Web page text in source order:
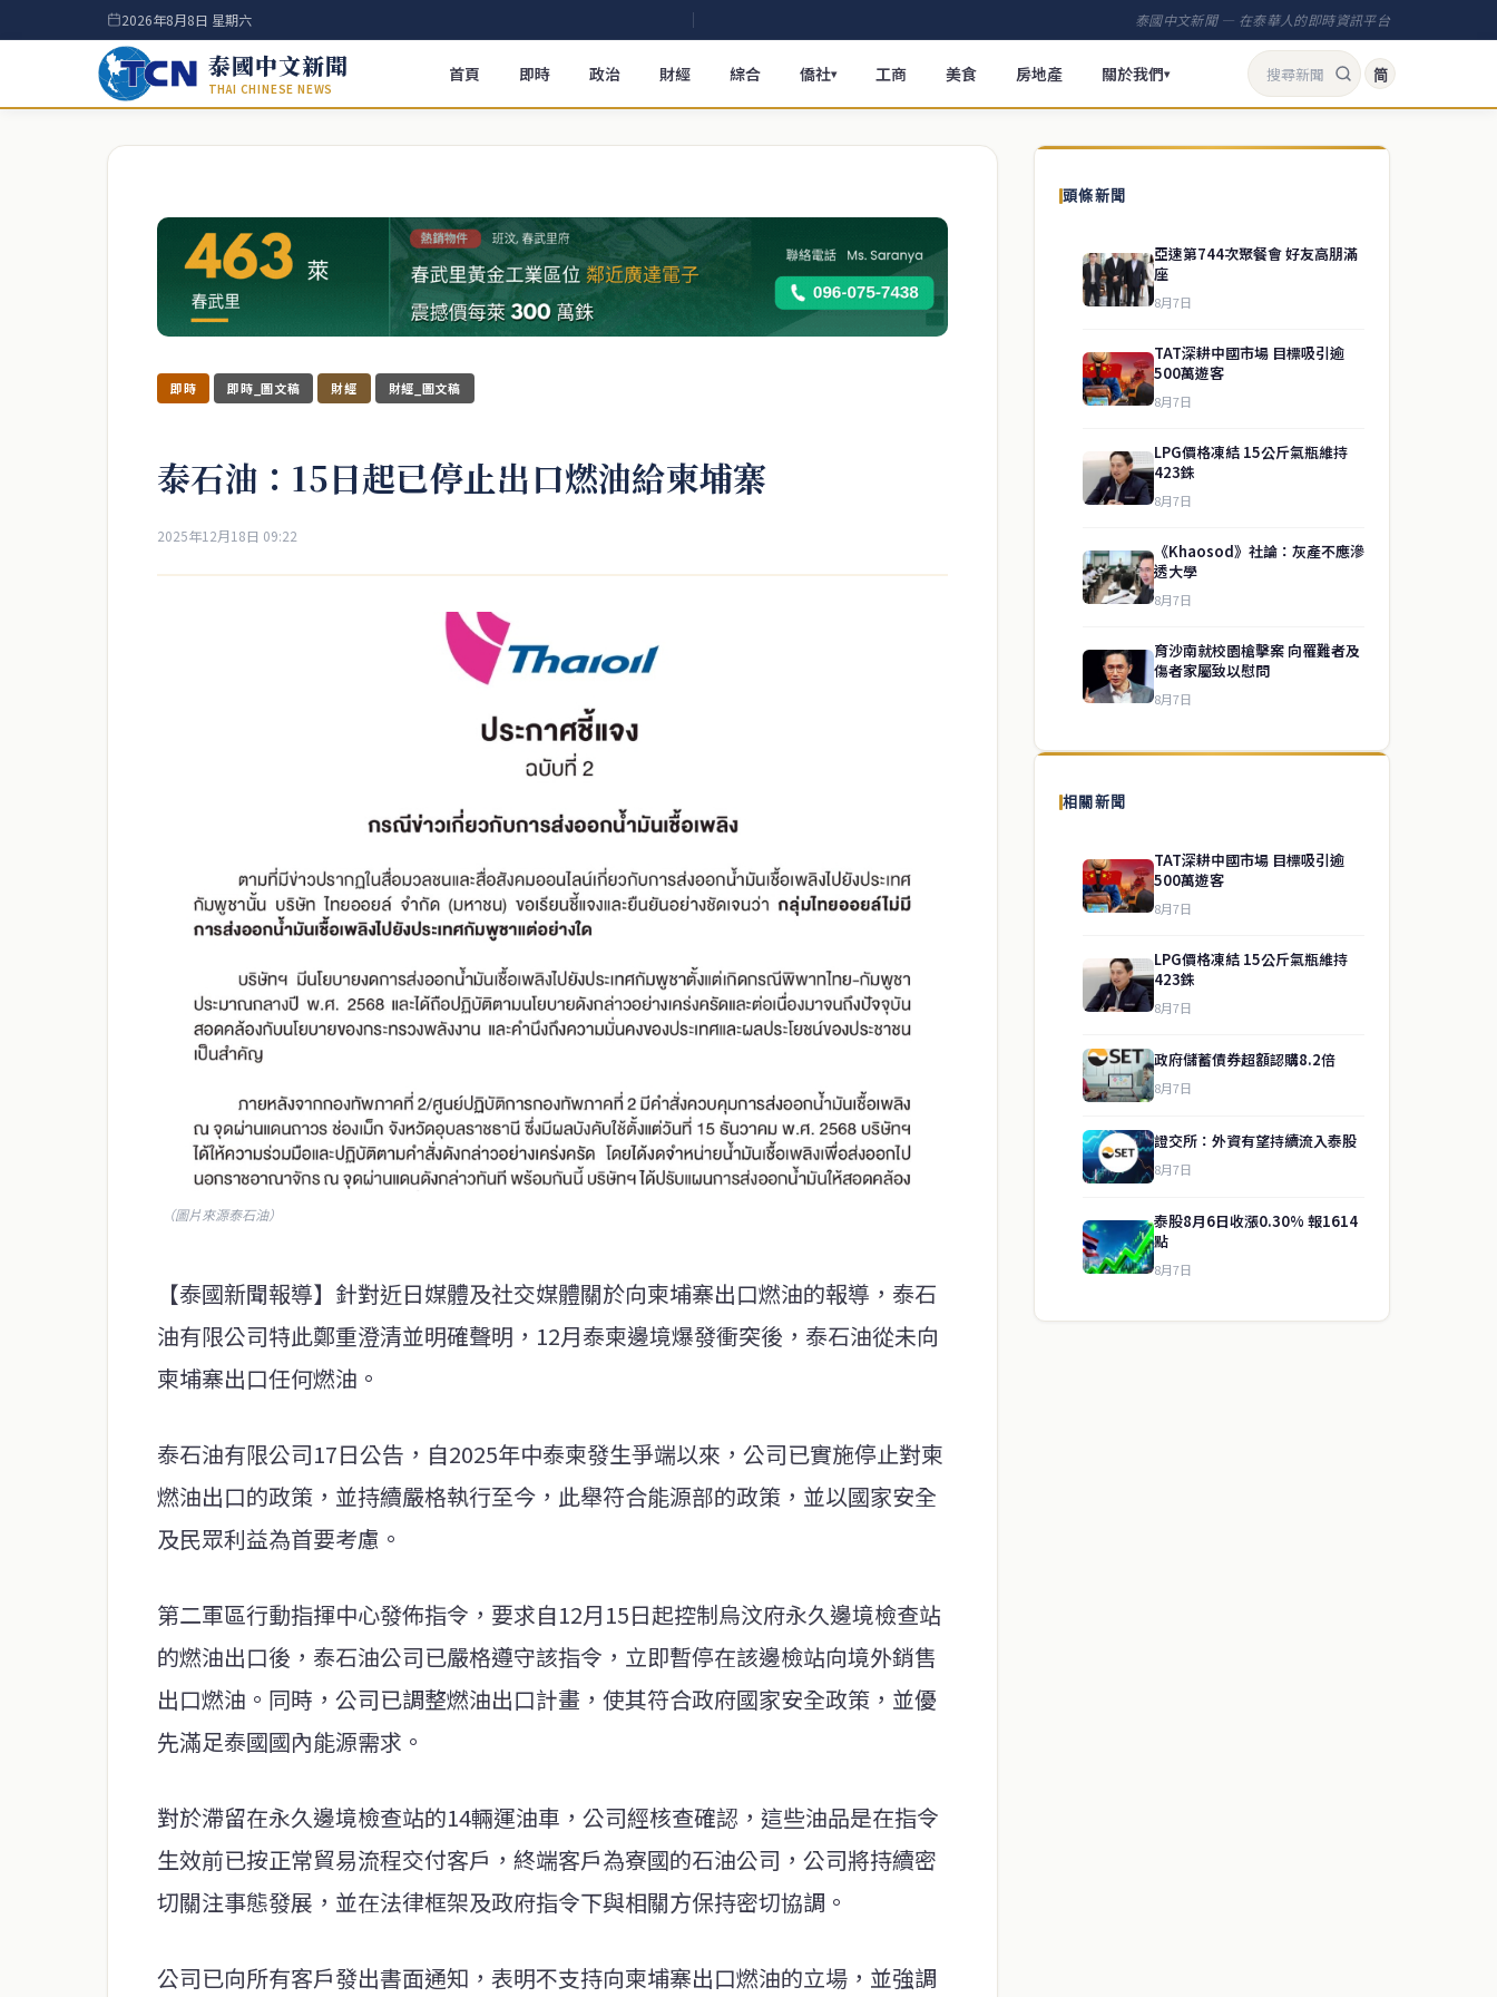
2026年8月8日 星期六 泰國中文新聞 — 在泰華人的即時資訊平台
泰國中文新聞
THAI CHINESE NEWS
首頁 即時 政治 財經 綜合 僑社▾ 工商 美食 房地產 關於我們▾ 简
即時 即時_圖文稿 財經 財經_圖文稿
泰石油：15日起已停止出口燃油給柬埔寨
2025年12月18日 09:22
（圖片來源泰石油）
【泰國新聞報導】針對近日媒體及社交媒體關於向柬埔寨出口燃油的報導，泰石
油有限公司特此鄭重澄清並明確聲明，12月泰柬邊境爆發衝突後，泰石油從未向
柬埔寨出口任何燃油。
泰石油有限公司17日公告，自2025年中泰柬發生爭端以來，公司已實施停止對柬
燃油出口的政策，並持續嚴格執行至今，此舉符合能源部的政策，並以國家安全
及民眾利益為首要考慮。
第二軍區行動指揮中心發佈指令，要求自12月15日起控制烏汶府永久邊境檢查站
的燃油出口後，泰石油公司已嚴格遵守該指令，立即暫停在該邊檢站向境外銷售
出口燃油。同時，公司已調整燃油出口計畫，使其符合政府國家安全政策，並優
先滿足泰國國內能源需求。
對於滯留在永久邊境檢查站的14輛運油車，公司經核查確認，這些油品是在指令
生效前已按正常貿易流程交付客戶，終端客戶為寮國的石油公司，公司將持續密
切關注事態發展，並在法律框架及政府指令下與相關方保持密切協調。
公司已向所有客戶發出書面通知，表明不支持向柬埔寨出口燃油的立場，並強調
頭條新聞
亞速第744次聚餐會 好友高朋滿
座
8月7日
TAT深耕中國市場 目標吸引逾
500萬遊客
8月7日
LPG價格凍結 15公斤氣瓶維持
423銖
8月7日
《Khaosod》社論：灰產不應滲
透大學
8月7日
育沙南就校園槍擊案 向罹難者及
傷者家屬致以慰問
8月7日
相關新聞
TAT深耕中國市場 目標吸引逾
500萬遊客
8月7日
LPG價格凍結 15公斤氣瓶維持
423銖
8月7日
政府儲蓄債券超額認購8.2倍
8月7日
證交所：外資有望持續流入泰股
8月7日
泰股8月6日收漲0.30% 報1614
點
8月7日